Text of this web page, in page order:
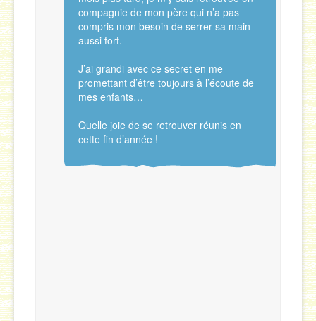
compagnie de mon père qui n’a pas
compris mon besoin de serrer sa main
aussi fort.
J’ai grandi avec ce secret en me
promettant d’être toujours à l’écoute de
mes enfants…
Quelle joie de se retrouver réunis en
cette fin d’année !